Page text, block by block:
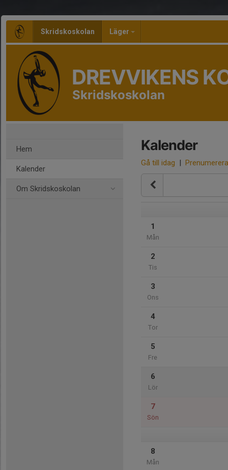
Skridskoskolan Läger
DREVVIKENS
Skridskoskolan
Hem
Kalender
Om Skridskoskolan
Kalender
Gå till idag | Prenumerera
1
Mån
2
Tis
3
Ons
4
Tor
5
Fre
6
Lör
7
Sön
8
Mån